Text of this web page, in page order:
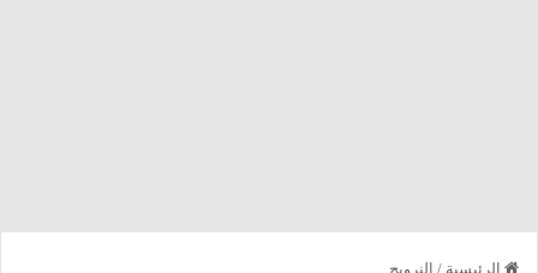
الرئيسية / النرويج